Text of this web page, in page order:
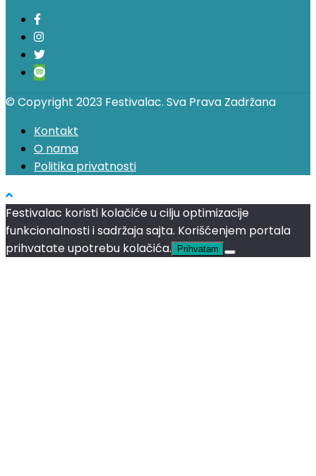
© Copyright 2023 Festivalac. Sva Prava Zadržana
Kontakt
O nama
Politika privatnosti
Festivalac koristi kolačiće u cilju optimizacije
funkcionalnosti i sadržaja sajta. Korišćenjem portala
prihvatate upotrebu kolačića.
Prihvatam